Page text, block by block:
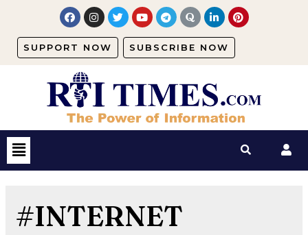
SUPPORT NOW SUBSCRIBE NOW
#INTERNET